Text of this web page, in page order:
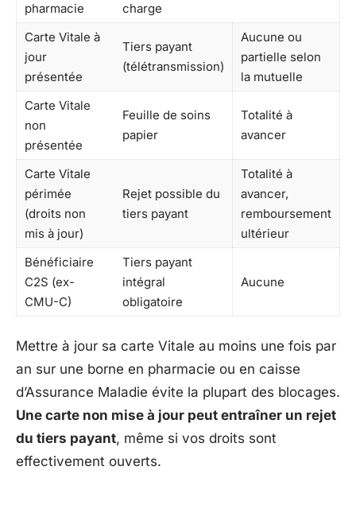
pharmacie
charge
Carte Vitale à
jour
présentée
Tiers payant
(télétransmission)
Aucune ou
partielle selon
la mutuelle
Carte Vitale
non
présentée
Feuille de soins
papier
Totalité à
avancer
Carte Vitale
périmée
(droits non
mis à jour)
Rejet possible du
tiers payant
Totalité à
avancer,
remboursement
ultérieur
Bénéficiaire
C2S (ex-
CMU-C)
Tiers payant
intégral
obligatoire
Aucune
Mettre à jour sa carte Vitale au moins une fois par
an sur une borne en pharmacie ou en caisse
d’Assurance Maladie évite la plupart des blocages.
Une carte non mise à jour peut entraîner un rejet
du tiers payant, même si vos droits sont
effectivement ouverts.